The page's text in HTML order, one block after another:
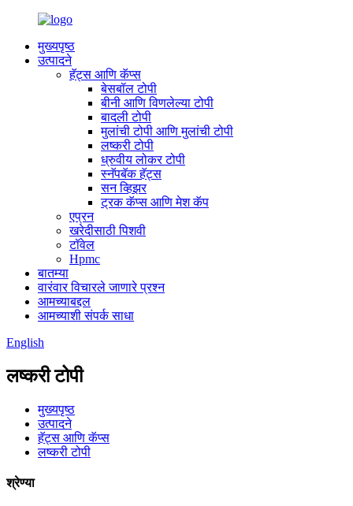
मुख्यपृष्ठ
उत्पादने
हॅट्स आणि कॅप्स
बेसबॉल टोपी
बीनी आणि विणलेल्या टोपी
बादली टोपी
मुलांची टोपी आणि मुलांची टोपी
लष्करी टोपी
ध्रुवीय लोकर टोपी
स्नॅपबॅक हॅट्स
सन व्हिझर
ट्रक कॅप्स आणि मेश कॅप
एप्रन
खरेदीसाठी पिशवी
टॉवेल
Hpmc
बातम्या
वारंवार विचारले जाणारे प्रश्न
आमच्याबद्दल
आमच्याशी संपर्क साधा
English
लष्करी टोपी
मुख्यपृष्ठ
उत्पादने
हॅट्स आणि कॅप्स
लष्करी टोपी
श्रेण्या